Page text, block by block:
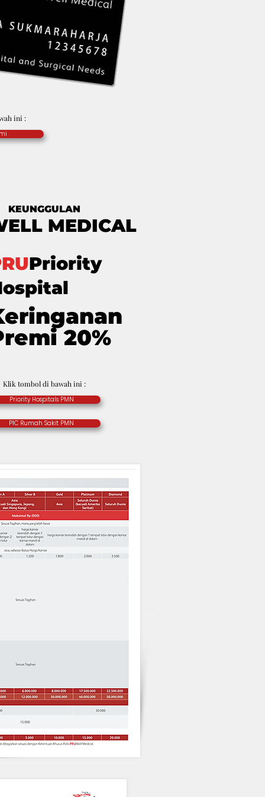
ini :
KEUNGGULAN
MEDICAL
Priority
20%
Klik tombol di bawah ini :
Priority Hospitals PMN
PIC Rumah Sakit PMN